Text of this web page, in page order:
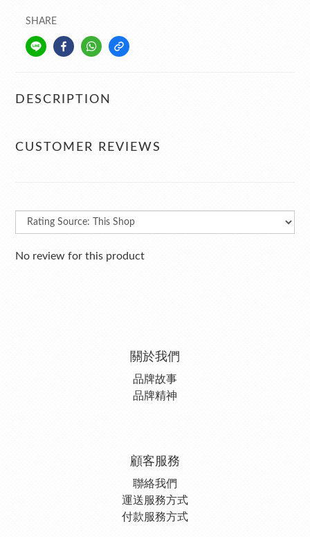
SHARE
DESCRIPTION
CUSTOMER REVIEWS
No review for this product
關於我們
品牌故事
品牌精神
顧客服務
聯絡我們
運送服務方式
付款服務方式